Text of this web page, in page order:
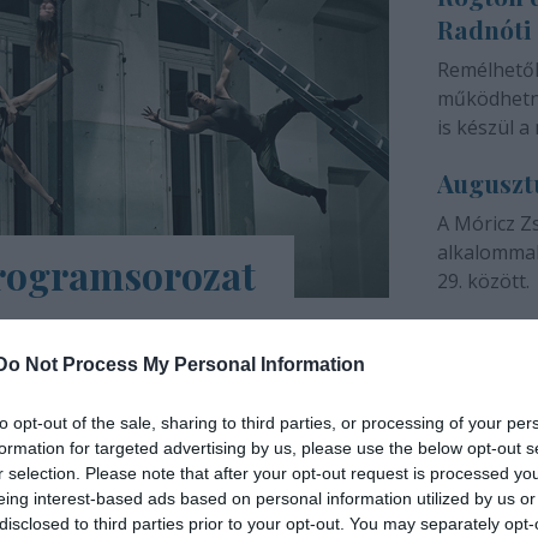
Not Process My Personal Information
opt-out of the sale, sharing to third parties, or processing of your
for targeted advertising by us, please use the below opt-out
selection. Please note that after your opt-out request is processed
interest-based ads based on personal information utilized by us
to third parties prior to your opt-out. You may separately
Háza e-Trafó elnevezésű
tartalmas, a digitális platformokon
online táncórák, live setek,
színházunk
Radnóti
is készül a
A Móricz
29. között.
INTERJÚ